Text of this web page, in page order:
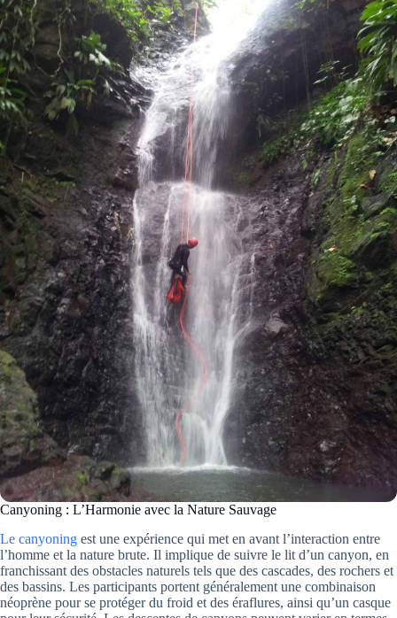
Canyoning : L’Harmonie avec la Nature Sauvage
Le canyoning est une expérience qui met en avant l’interaction entre
l’homme et la nature brute. Il implique de suivre le lit d’un canyon, en
franchissant des obstacles naturels tels que des cascades, des rochers et
des bassins. Les participants portent généralement une combinaison
néoprène pour se protéger du froid et des éraflures, ainsi qu’un casque